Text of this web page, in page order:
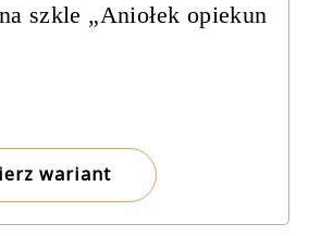
szkle „Aniołek opiekun
wariant